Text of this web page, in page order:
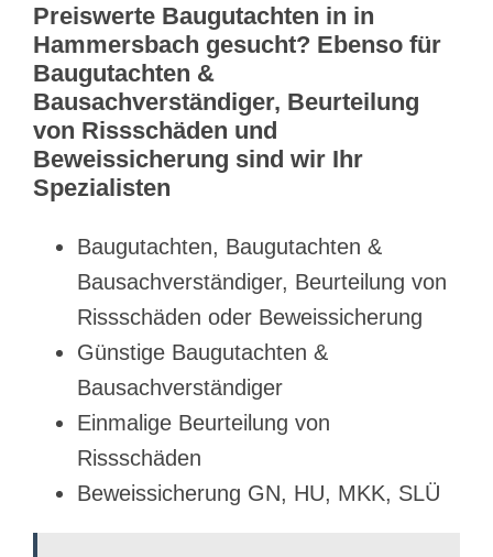
Preiswerte Baugutachten in in
Hammersbach gesucht? Ebenso für
Baugutachten &
Bausachverständiger, Beurteilung
von Rissschäden und
Beweissicherung sind wir Ihr
Spezialisten
Baugutachten, Baugutachten &
Bausachverständiger, Beurteilung von
Rissschäden oder Beweissicherung
Günstige Baugutachten &
Bausachverständiger
Einmalige Beurteilung von
Rissschäden
Beweissicherung GN, HU, MKK, SLÜ